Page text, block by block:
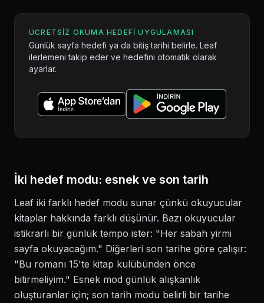
ÜCRETSIZ OKUMA HEDEFI UYGULAMASI
Günlük sayfa hedefi ya da bitiş tarihi belirle. Leaf
ilerlemeni takip eder ve hedefini otomatik olarak
ayarlar.
İki hedef modu: esnek ve son tarih
Leaf iki farklı hedef modu sunar çünkü okuyucular
kitaplar hakkında farklı düşünür. Bazı okuyucular
istikrarlı bir günlük tempo ister: "Her sabah yirmi
sayfa okuyacağım." Diğerleri son tarihe göre çalışır:
"Bu romanı 15'te kitap kulübünden önce
bitirmeliyim." Esnek mod günlük alışkanlık
oluşturanlar için; son tarih modu belirli bir tarihe